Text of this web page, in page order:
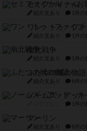
セミファイナル
紹介文あり 1件の
ワン・トゥ・ファ
紹介文あり 1件の
南北戦争
紹介文あり 1件の
ふたつの城の物語
紹介文あり 6件の
ノームズ・アット
1件の
マーリン
紹介文あり 6件の